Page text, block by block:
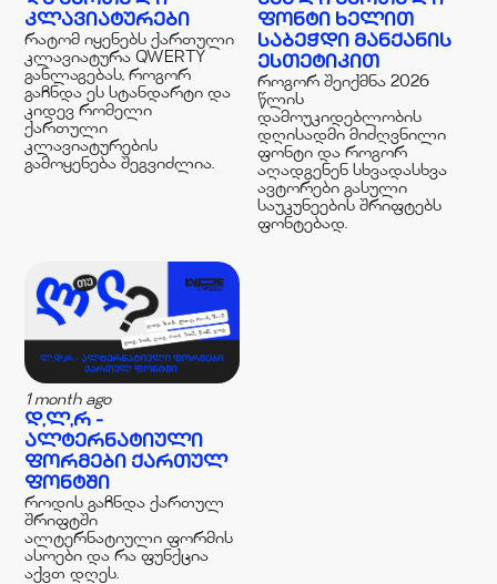
ᲙᲚᲐᲕᲘᲐᲢᲣᲠᲔᲑᲘ
რატომ იყენებს ქართული
კლავიატურა QWERTY
განლაგებას, როგორ
გაჩნდა ეს სტანდარტი და
კიდევ რომელი
ქართული
კლავიატურების
გამოყენება შეგვიძლია.
ᲤᲝᲜᲢᲘ ᲮᲔᲚᲘᲗ
ᲡᲐᲑᲔᲭᲓᲘ ᲛᲐᲜᲥᲐᲜᲘᲡ
ᲔᲡᲗᲔᲢᲘᲙᲘᲗ
როგორ შეიქმნა 2026
წლის
დამოუკიდებლობის
დღისადმი მიძღვნილი
ფონტი და როგორ
აღადგენენ სხვადასხვა
ავტორები გასული
საუკუნეების შრიფტებს
ფონტებად.
1 month ago
Დ,Ლ,Რ -
ᲐᲚᲢᲔᲠᲜᲐᲢᲘᲣᲚᲘ
ᲤᲝᲠᲛᲔᲑᲘ ᲥᲐᲠᲗᲣᲚ
ᲤᲝᲜᲢᲨᲘ
როდის გაჩნდა ქართულ
შრიფტში
ალტერნატიული ფორმის
ასოები და რა ფუნქცია
აქვთ დღეს.